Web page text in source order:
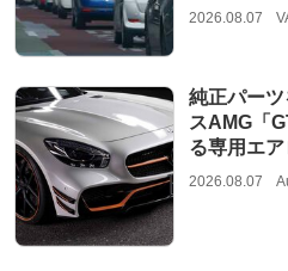
2026.08.07
純正パー
スAMG「
る専用エア
2026.08.07